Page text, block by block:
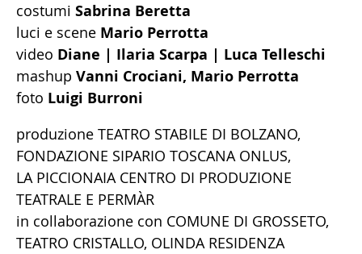
costumi Sabrina Beretta
luci e scene Mario Perrotta
video Diane | Ilaria Scarpa | Luca Telleschi
mashup Vanni Crociani, Mario Perrotta
foto Luigi Burroni
produzione TEATRO STABILE DI BOLZANO,
FONDAZIONE SIPARIO TOSCANA ONLUS,
LA PICCIONAIA CENTRO DI PRODUZIONE
TEATRALE E PERMÀR
in collaborazione con COMUNE DI GROSSETO,
TEATRO CRISTALLO, OLINDA RESIDENZA